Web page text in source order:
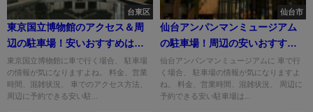
台東区
東京国立博物館のアクセス＆周
辺の駐車場！安いおすすめはど
こ？
東京国立博物館に車で行く場合、 駐車場
の情報が気になりますよね。 料金、営業
時間、混雑状況、 車でのアクセス方法、
周辺に予約できる安い駐...
仙台市
仙台アンパンマンミュージアム
の駐車場！周辺の安いおすすめ
は？
仙台アンパンマンミュージアムに 車で行
く場合、 駐車場の情報が気になりますよ
ね。 料金、営業時間、混雑状況、 周辺に
予約できる安い駐車場は...